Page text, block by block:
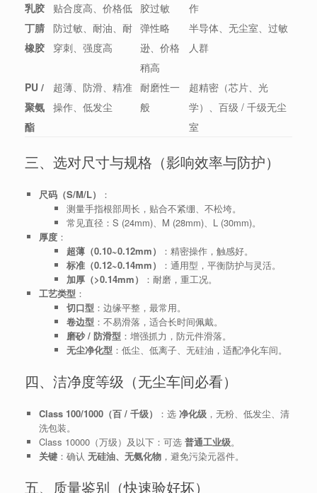
乳胶
贴合度高、价格低 胶过敏
作
丁腈
橡胶
防过敏、耐油、耐
穿刺、强度高
弹性略
逊、价格
稍高
半导体、无尘室、过敏
人群
PU /
聚氨
酯
超薄、防滑、精准
操作、低发尘
耐磨性一
般
超精密（芯片、光
学）、百级 / 千级无尘
室
三、选对尺寸与规格（影响效率与防护）
尺码（S/M/L）
：
测量手指根部周长，贴合不紧绷、不松垮。
常见直径：S (24mm)、M (28mm)、L (30mm)。
厚度：
超薄（0.10~0.12mm）
：精密操作，触感好。
标准（0.12~0.14mm）
：通用型，平衡防护与灵活。
加厚（>0.14mm）
：耐磨，重工况。
工艺类型 ：
切口型 ：边缘平整，最常用。
卷边型 ：不易滑落，适合长时间佩戴。
磨砂 / 防滑型 ：增强抓力，防元件滑落。
无尘净化型 ：低尘、低离子、无硅油，适配净化车间。
四、洁净度等级（无尘车间必看）
Class 100/1000（百 / 千级） ：选 净化级，无粉、低发尘、清
洗包装。
Class 10000（万级）及以下：可选 普通工业级。
关键：确认 无硅油、无氨化物，避免污染元器件。
五、质量鉴别（快速验好坏）